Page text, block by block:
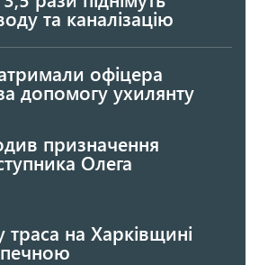
та каналізацію
офіцера
допомогу ухилянту
призначення
Олега
траса на Харківщині